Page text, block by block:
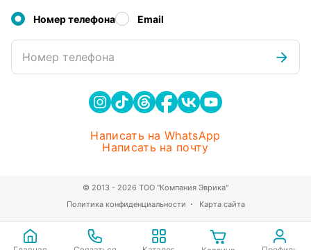
Номер телефона Email
Номер телефона
Написать на WhatsApp
Написать на почту
Политика конфиденциальности Карта сайта
© 2013 - 2026 ТОО "Компания Эврика"